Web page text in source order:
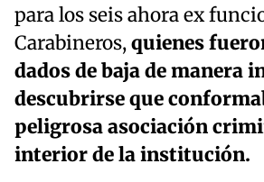
para los seis ahora ex
Carabineros,quienes
dados de baja de manera
descubrirse que
peligrosa asociación
interior de la institución.